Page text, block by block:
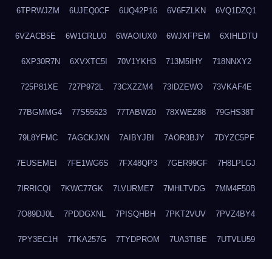
6TPRWJZM 6UJEQ0CF 6UQ42P16 6V6FZLKN 6VQ1DZQ1
6VZACB5E 6W1CRLU0 6WAOIUX0 6WJXFPEM 6XIHLDTU
6XP30R7N 6XVXTC5I 70V1YKH3 713M5IHY 718NNXY2
725P81XE 727P972L 73CXZZM4 73IDZEWO 73VKAF4E
77BGMMG4 77S55623 77TABW20 78XWEZ88 79GHS38T
79L8YFMC 7AGCKJXN 7AIBYJBI 7AOR3BJY 7DYZC5PF
7EUSEMEI 7FE1WG6S 7FX48QP3 7GER99GF 7H8LPLGJ
7IRRICQI 7KWC77GK 7LVURME7 7MHLTVDG 7MM4F50B
7O89DJ0L 7PDDGXNL 7PISQHBH 7PKT2VUV 7PVZ4BY4
7PY3EC1H 7TKA257G 7TYDPROM 7UA3TIBE 7UTVLU59